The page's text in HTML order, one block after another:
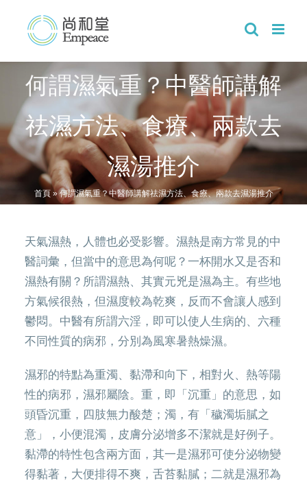
content
何謂濕氣重？中醫師講解
祛濕方法、食療、兩款去
濕湯推介
首頁»何謂濕氣重？中醫師講解祛濕方法、食療、兩款去濕湯推介
天氣濕熱，人體也必受影響。濕熱是南方常見的中
醫詞彙，但當中的意思為何呢？一杯開水又是否和
濕熱有關？所謂濕熱、其實元兇是濕為主。有些地
方氣候很熱，但濕度較為乾爽，反而不會讓人感到
鬱悶。中醫有所謂六淫，即可以使人生病的、六種
不同性質的病邪，分別為風寒暑熱燥濕。
濕邪的特點為重濁、黏滯和向下，相對火、熱等陽
性的病邪，濕邪屬陰。重，即「沉重」的意思，如
頭昏沉重，四肢無力酸楚；濁，有「穢濁垢膩之
意」，小便混濁，皮膚分泌增多不潔就是好例子。
黏滯的特性包含兩方面，其一是濕邪可使分泌物變
得黏著，大便排得不爽，舌苔黏膩；二就是濕邪為